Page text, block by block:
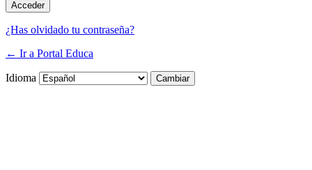
¿Has olvidado tu contraseña?
← Ir a Portal Educa
Idioma